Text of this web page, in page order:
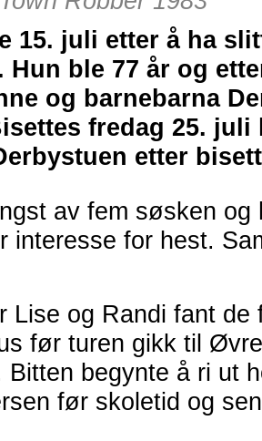
15. juli etter å ha
Hun ble 77 år og
og barnebarna
fredag 25. juli
etter
av fem søsken og
interesse for hest.
Lise og Randi fant de
før turen gikk til
Bitten begynte å ri ut
før skoletid og